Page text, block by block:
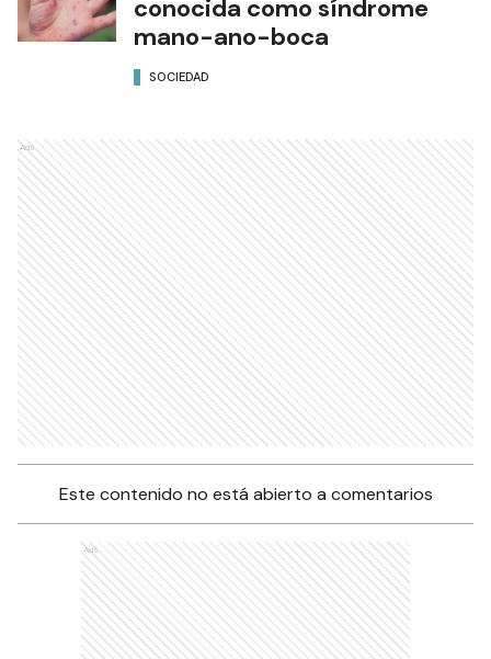
conocida como síndrome
mano-ano-boca
SOCIEDAD
Ads
Este contenido no está abierto a comentarios
Ads